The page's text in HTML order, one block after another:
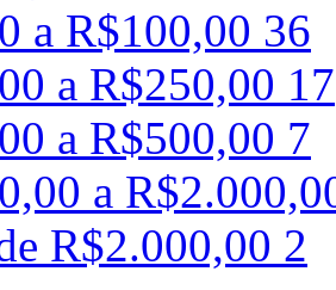
a R$100,00 36
a R$250,00 17
a R$500,00 7
a
R$2.000,00 2